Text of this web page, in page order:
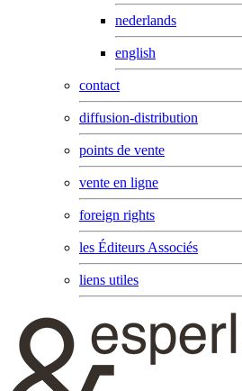
nederlands
english
contact
diffusion-distribution
points de vente
vente en ligne
foreign rights
les Éditeurs Associés
liens utiles